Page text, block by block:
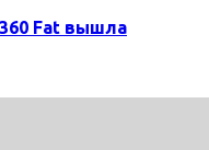
Fat вышла